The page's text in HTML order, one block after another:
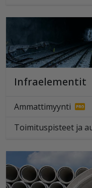
Infraelementit
Ammattimyynti
Toimituspisteet ja